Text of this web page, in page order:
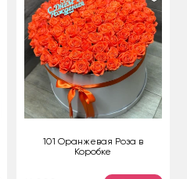
101 Оранжевая Роза в
Коробке